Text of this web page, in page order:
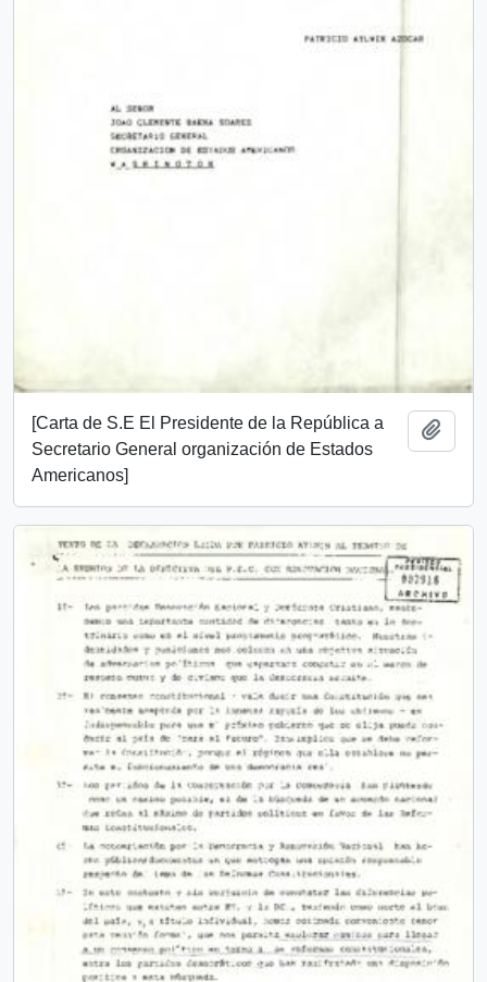
[Carta de S.E El Presidente de la República a
Secretario General organización de Estados
Americanos]